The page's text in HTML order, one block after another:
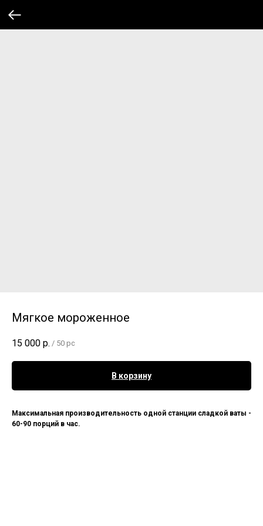
Мягкое мороженное
15 000 р. / 50 pc
В корзину
Максимальная производительность одной станции сладкой ваты -
60-90 порций в час.